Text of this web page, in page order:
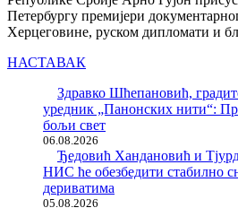
Петербургу премијери
Херцеговине, руском дипломати и
НАСТАВАК
Здравко Шћепановић,
уредник „Панонских нити“:
бољи свет
06.08.2026
Ђедовић Хандановић и
НИС ће обезбедити стабилно
дериватима
05.08.2026